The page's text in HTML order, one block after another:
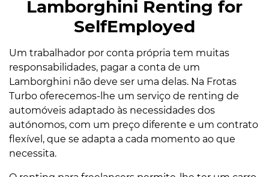
Lamborghini Renting for
SelfEmployed
Um trabalhador por conta própria tem muitas
responsabilidades, pagar a conta de um
Lamborghini não deve ser uma delas. Na Frotas
Turbo oferecemos-lhe um serviço de renting de
automóveis adaptado às necessidades dos
autónomos, com um preço diferente e um contrato
flexível, que se adapta a cada momento ao que
necessita.